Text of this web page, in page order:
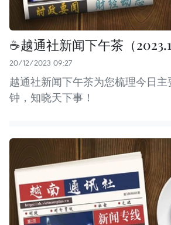
☕️越通社新闻下午茶（
20/12/2023 09:27
越通社新闻下午茶为您梳理今日
钟，知晓天下事！